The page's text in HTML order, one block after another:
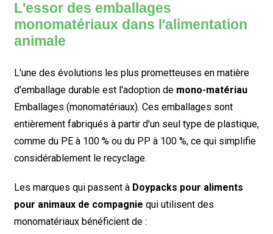
L'essor des emballages
monomatériaux dans l'alimentation
animale
L'une des évolutions les plus prometteuses en matière
d'emballage durable est l'adoption de mono-matériau
Emballages (monomatériaux). Ces emballages sont
entièrement fabriqués à partir d'un seul type de plastique,
comme du PE à 100 % ou du PP à 100 %, ce qui simplifie
considérablement le recyclage.
Les marques qui passent à Doypacks pour aliments
pour animaux de compagnie qui utilisent des
monomatériaux bénéficient de :